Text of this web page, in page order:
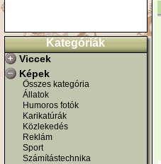
Kategóriák
Viccek
Képek
Összes kategória
Állatok
Humoros fotók
Karikatúrák
Közlekedés
Reklám
Sport
Számítástechnika